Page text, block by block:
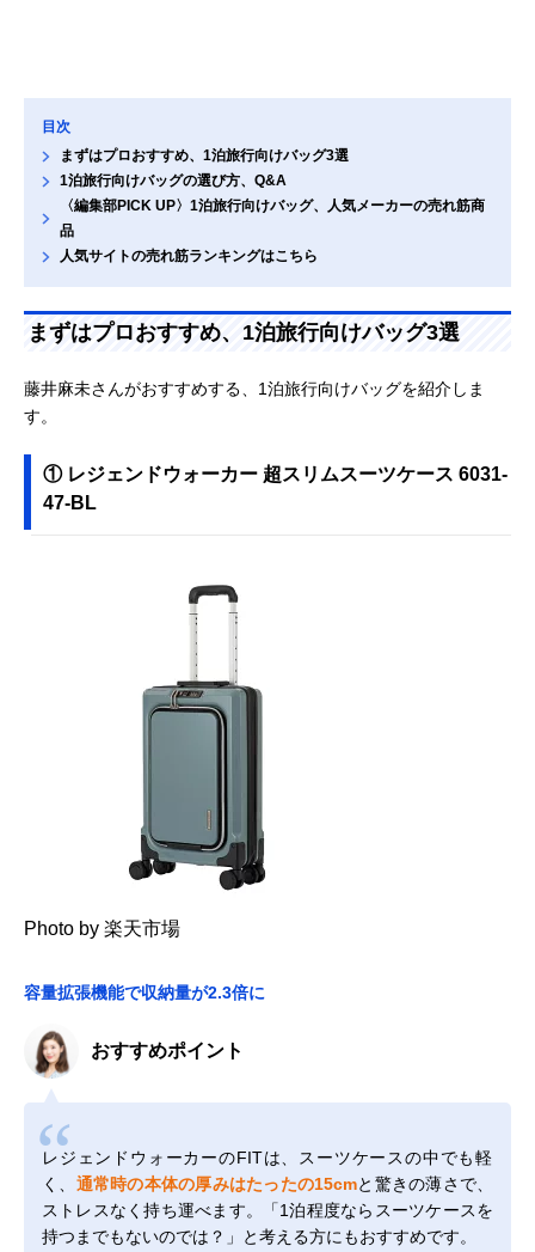
目次
まずはプロおすすめ、1泊旅行向けバッグ3選
1泊旅行向けバッグの選び方、Q&A
〈編集部PICK UP〉1泊旅行向けバッグ、人気メーカーの売れ筋商
品
人気サイトの売れ筋ランキングはこちら
まずはプロおすすめ、1泊旅行向けバッグ3選
藤井麻未さんがおすすめする、1泊旅行向けバッグを紹介しま
す。
① レジェンドウォーカー 超スリムスーツケース 6031-
47-BL
Photo by 楽天市場
容量拡張機能で収納量が2.3倍に
おすすめポイント
レジェンドウォーカーのFITは、スーツケースの中でも軽
く、 通常時の本体の厚みはたったの15cmと驚きの薄さで、
ストレスなく持ち運べます。「1泊程度ならスーツケースを
持つまでもないのでは？」と考える方にもおすすめです。